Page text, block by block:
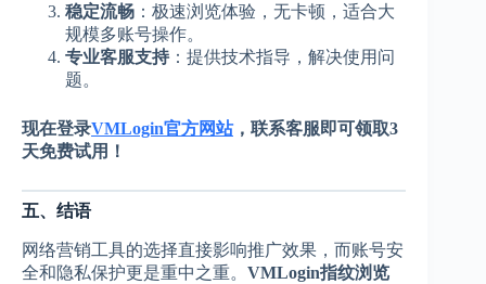
稳定流畅 ：极速浏览体验，无卡顿，适合大
规模多账号操作。
专业客服支持：提供技术指导，解决使用问
题。
现在登录VMLogin官方网站，联系客服即可领取3
天免费试用！
五、结语
网络营销工具的选择直接影响推广效果，而账号安
全和隐私保护更是重中之重。 VMLogin指纹浏览